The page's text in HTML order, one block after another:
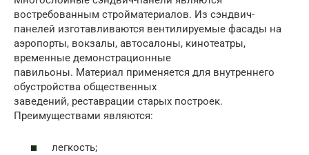
востребованным стройматериалов. Из сэндвич-
панелей изготавливаются вентилируемые фасады на
аэропорты, вокзалы, автосалоны, кинотеатры,
временные демонстрационные
павильоны. Материал применяется для внутреннего
обустройства общественных
заведений, реставрации старых построек.
Преимуществами являются:
легкость;